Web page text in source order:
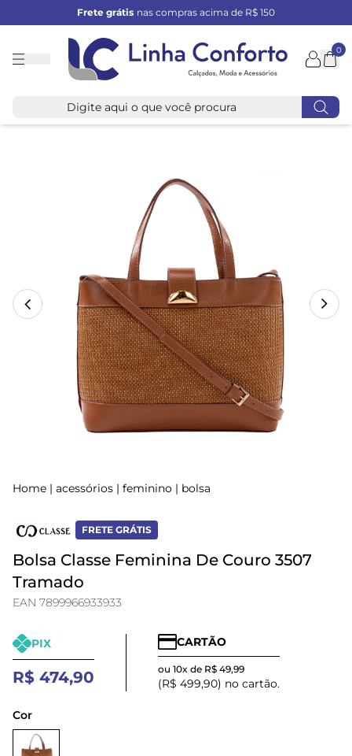
Frete grátis nas compras acima de R$ 150
Linha
0
Home | acessórios | feminino | bolsa
FRETE GRÁTIS
Bolsa Classe Feminina De Couro 3507
Tramado
EAN 7899966933933
PIX
R$ 474,90
CARTÃO
ou 10x de R$ 49,99
(R$ 499,90) no cartão.
Cor